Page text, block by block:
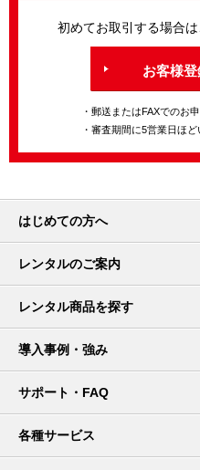
初めてお取引する場合
お客様
・郵送またはFAXでのお
・審査期間に5営業日ほど
はじめての方へ
レンタルのご案内
レンタル商品を探す
導入事例・強み
サポート・FAQ
各種サービス